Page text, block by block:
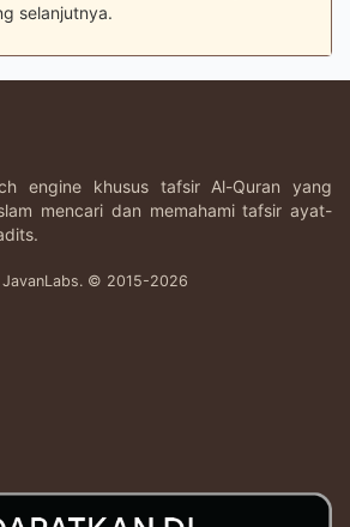
selanjutnya.
engine khusus tafsir Al-Quran yang
mencari dan memahami tafsir ayat-
© 2015-2026